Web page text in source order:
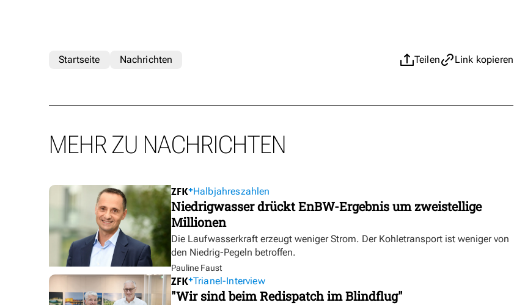
Teilen Link kopieren
Startseite Nachrichten
MEHR ZU NACHRICHTEN
Halbjahreszahlen
Niedrigwasser drückt EnBW-Ergebnis um zweistellige
Millionen
Die Laufwasserkraft erzeugt weniger Strom. Der Kohletransport ist weniger von
den Niedrig-Pegeln betroffen.
Pauline Faust
Trianel-Interview
"Wir sind beim Redispatch im Blindflug"